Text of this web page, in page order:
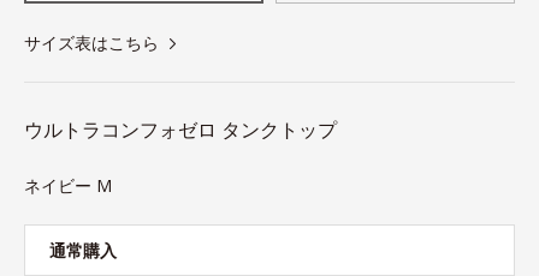
サイズ表はこちら
ウルトラコンフォゼロ タンクトップ
ネイビー M
通常購入